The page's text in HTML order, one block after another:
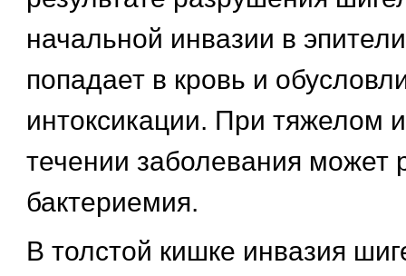
начальной инвазии в
попадает в кровь и
интоксикации. При тяжелом
течении заболевания может
бактериемия.
В толстой кишке инвазия